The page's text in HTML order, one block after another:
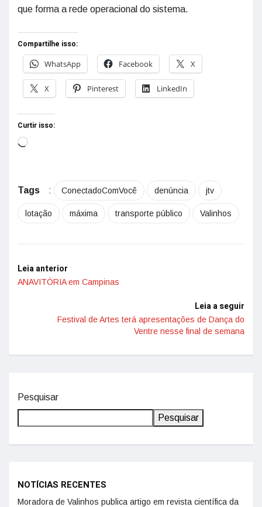
que forma a rede operacional do sistema.
Compartilhe isso:
WhatsApp
Facebook X
X Pinterest LinkedIn
Curtir isso:
Tags : ConectadoComVocê denúncia jtv
lotação máxima transporte público Valinhos
Leia anterior
ANAVITÓRIA em Campinas
Leia a seguir
Festival de Artes terá apresentações de Dança do
Ventre nesse final de semana
Pesquisar
Pesquisar
NOTÍCIAS RECENTES
Moradora de Valinhos publica artigo em revista científica da